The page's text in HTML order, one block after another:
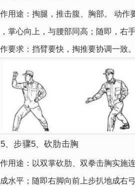
用途：掏腿，推击腹、胸部。 动作
掌心向上，与腰部同高；随即，右
要求：挡臂要快，掏推要协调一致。
5、步骤5、砍肋击胸
用途：以双掌砍肋、双拳击胸实施
水平；随即右脚向前上步扒地成右